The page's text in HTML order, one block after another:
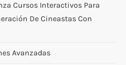
Cursos Interactivos Para
De Cineastas Con
Avanzadas